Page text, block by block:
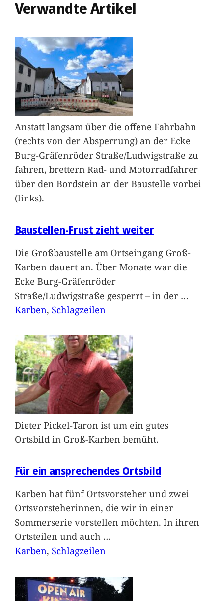
Verwandte Artikel
Anstatt langsam über die offene Fahrbahn
(rechts von der Absperrung) an der Ecke
Burg-Gräfenröder Straße/Ludwigstraße zu
fahren, brettern Rad- und Motorradfahrer
über den Bordstein an der Baustelle vorbei
(links).
Baustellen-Frust zieht weiter
Die Großbaustelle am Ortseingang Groß-
Karben dauert an. Über Monate war die
Ecke Burg-Gräfenröder
Straße/Ludwigstraße gesperrt – in der …
Karben, Schlagzeilen
Dieter Pickel-Taron ist um ein gutes
Ortsbild in Groß-Karben bemüht.
Für ein ansprechendes Ortsbild
Karben hat fünf Ortsvorsteher und zwei
Ortsvorsteherinnen, die wir in einer
Sommerserie vorstellen möchten. In ihren
Ortsteilen und auch …
Karben, Schlagzeilen